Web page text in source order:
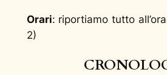
Orari: riportiamo tutto
2)